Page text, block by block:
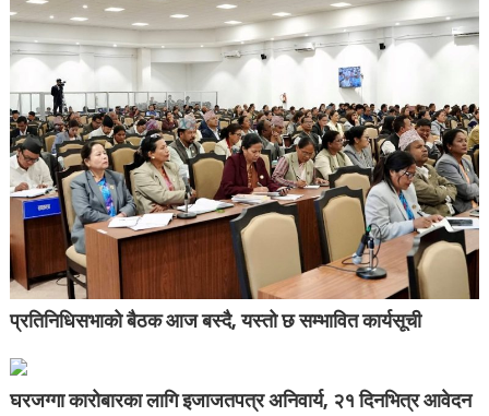
प्रतिनिधिसभाको बैठक आज बस्दै, यस्तो छ सम्भावित कार्यसूची
घरजग्गा कारोबारका लागि इजाजतपत्र अनिवार्य, २१ दिनभित्र आवेदन